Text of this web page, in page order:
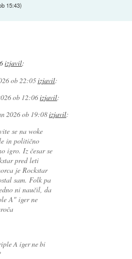
15:43)
izjavil:
ob 22:05izjavil:
ob 12:06izjavil:
2026 ob 19:08izjavil:
se na woke
in politično
igro. Iz česar se
pred leti
je Rockstar
sam. Folk pa
ni naučil, da
A" iger ne
A iger ne bi